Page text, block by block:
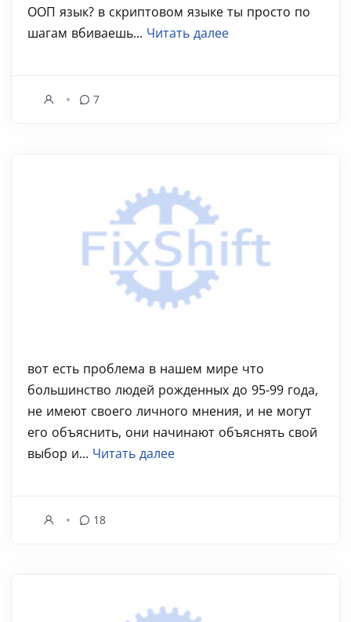
ООП язык? в скриптовом языке ты просто по
шагам вбиваешь... Читать далее
7
вот есть проблема в нашем мире что
большинство людей рожденных до 95-99 года,
не имеют своего личного мнения, и не могут
его объяснить, они начинают объяснять свой
выбор и... Читать далее
18